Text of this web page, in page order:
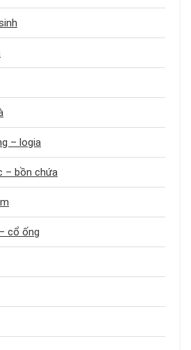
– logia
– bồn chứa
cổ ống